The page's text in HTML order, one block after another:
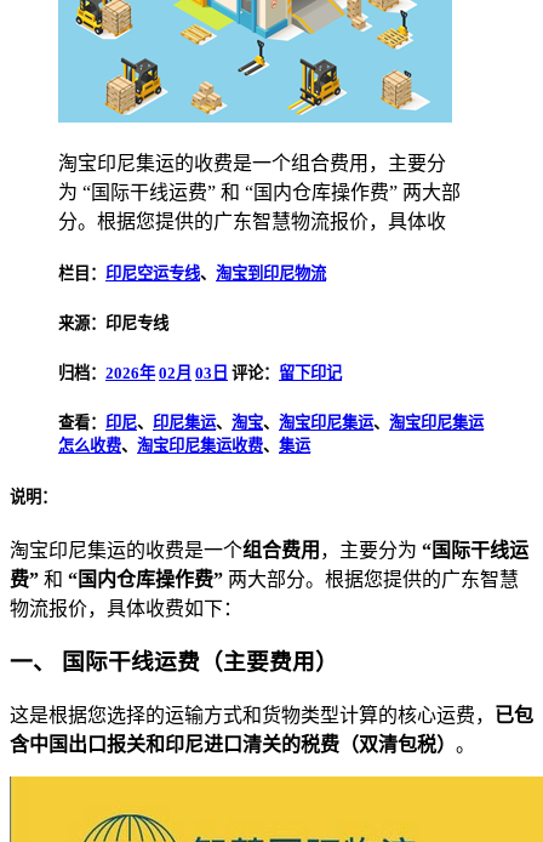
淘宝印尼集运的收费是一个组合费用，主要分
为 “国际干线运费” 和 “国内仓库操作费” 两大部
分。根据您提供的广东智慧物流报价，具体收
栏目： 印尼空运专线、 淘宝到印尼物流
来源：印尼专线
归档： 2026年 02月 03日 评论： 留下印记
查看： 印尼、 印尼集运、 淘宝、 淘宝印尼集运、 淘宝印尼集运
怎么收费、 淘宝印尼集运收费、 集运
说明：
淘宝印尼集运的收费是一个组合费用 ，主要分为 “国际干线运
费” 和 “国内仓库操作费” 两大部分。根据您提供的广东智慧
物流报价，具体收费如下：
一、 国际干线运费（主要费用）
这是根据您选择的运输方式和货物类型计算的核心运费， 已包
含中国出口报关和印尼进口清关的税费（双清包税） 。